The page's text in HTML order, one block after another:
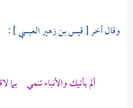
وقال آخر [قيس بن زهير العبسي] :
ألم يأتيك والأنباء تنمي بما